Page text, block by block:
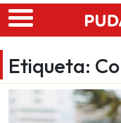
Skip to main content
Etiqueta: